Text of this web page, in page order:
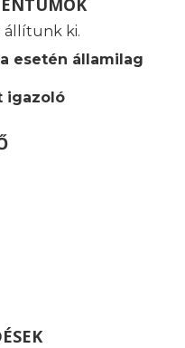
állítunk ki.
esetén államilag
igazoló